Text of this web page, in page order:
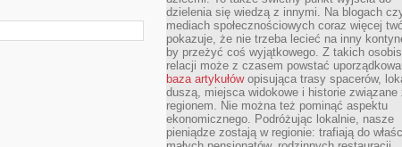
dzielenia się wiedzą z innymi. Na blogach
mediach społecznościowych coraz więcej
pokazuje, że nie trzeba lecieć na inny
by przeżyć coś wyjątkowego. Z takich
relacji może z czasem powstać
baza artykułówopisująca trasy spacerów,
duszą, miejsca widokowe i historie związane
regionem. Nie można też pominąć aspektu
ekonomicznego. Podróżując lokalnie, nasze
pieniądze zostają w regionie: trafiają do